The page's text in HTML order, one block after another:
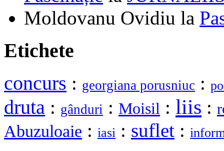
Moldovanu Ovidiu la
Etichete
concurs : georgiana porusniuc :
druta : gânduri : Moisil : liis :
Abuzuloaie : iasi : suflet :